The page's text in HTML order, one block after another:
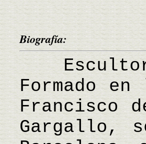
Biografía:
Escultor
Formado
Francisco
Gargallo,